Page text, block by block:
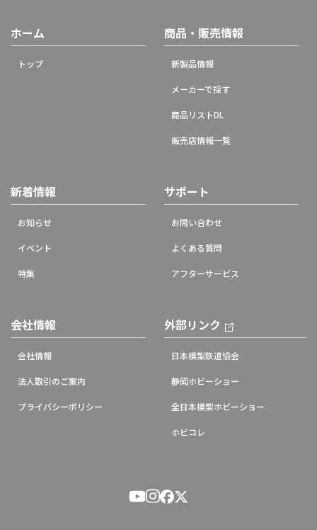
ホーム
トップ
商品・販売情報
新製品情報
メーカーで探す
商品リストDL
販売店情報一覧
新着情報
お知らせ
イベント
特集
サポート
お問い合わせ
よくある質問
アフターサービス
会社情報
会社情報
法人取引のご案内
プライバシーポリシー
外部リンク
日本模型鉄道協会
静岡ホビーショー
全日本模型ホビーショー
ホビコレ